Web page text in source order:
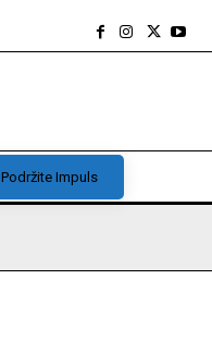
Podržite Impuls